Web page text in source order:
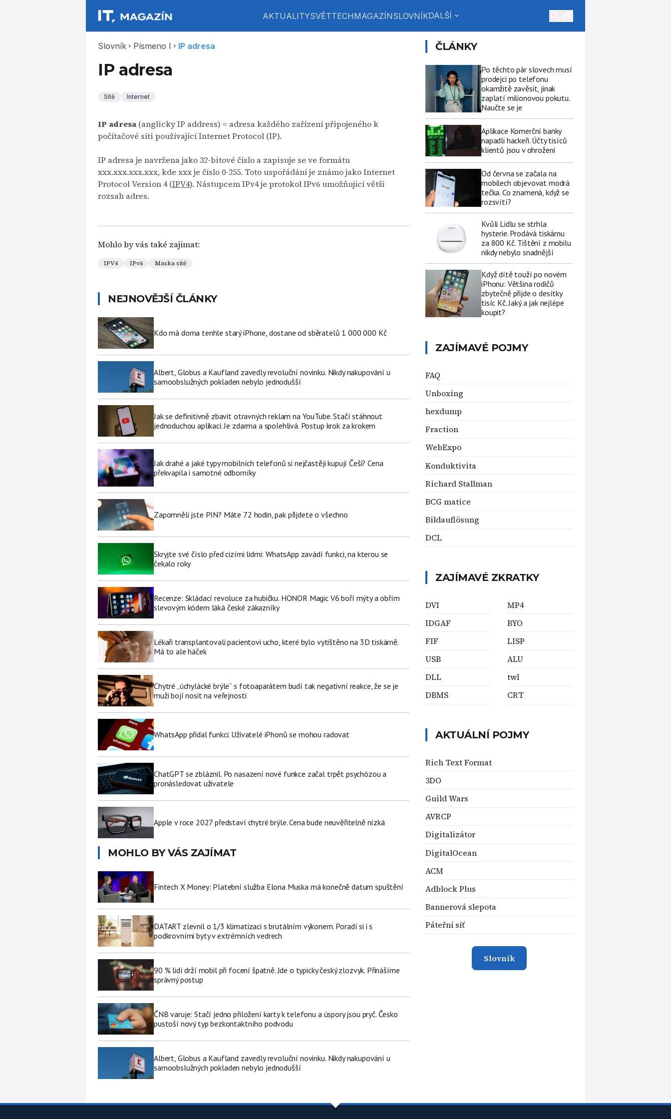
AKTUALITYSVĚTTECHMAGAZÍNSLOVNÍKDALŠÍ expand_more
Slovník chevron_right Písmeno I chevron_right IP adresa
IP adresa
Sítě Internet
IP adresa (anglicky IP address) = adresa každého zařízení připojeného k
počítačové síti používající Internet Protocol (IP).
IP adresa je navržena jako 32-bitové číslo a zapisuje se ve formátu
xxx.xxx.xxx.xxx, kde xxx je číslo 0-255. Toto uspořádání je známo jako Internet
Protocol Version 4 (IPV4). Nástupcem IPv4 je protokol IPv6 umožňující větší
rozsah adres.
Mohlo by vás také zajímat:
IPV4 IPv6 Maska sítě
NEJNOVĚJŠÍ ČLÁNKY
Kdo má doma tenhle starý iPhone, dostane od sběratelů 1 000 000 Kč
Albert, Globus a Kaufland zavedly revoluční novinku. Nikdy nakupování u
samoobslužných pokladen nebylo jednodušší
Jak se definitivně zbavit otravných reklam na YouTube. Stačí stáhnout
jednoduchou aplikaci. Je zdarma a spolehlivá. Postup krok za krokem
Jak drahé a jaké typy mobilních telefonů si nejčastěji kupují Češi? Cena
překvapila i samotné odborníky
Zapomněli jste PIN? Máte 72 hodin, pak přijdete o všechno
Skryjte své číslo před cizími lidmi: WhatsApp zavádí funkci, na kterou se
čekalo roky
Recenze: Skládací revoluce za hubičku. HONOR Magic V6 boří mýty a obřím
slevovým kódem láká české zákazníky
Lékaři transplantovali pacientovi ucho, které bylo vytištěno na 3D tiskárně.
Má to ale háček
Chytré „úchylácké brýle“ s fotoaparátem budí tak negativní reakce, že se je
muži bojí nosit na veřejnosti
WhatsApp přidal funkci. Uživatelé iPhonů se mohou radovat
ChatGPT se zbláznil. Po nasazení nové funkce začal trpět psychózou a
pronásledovat uživatele
Apple v roce 2027 představí chytré brýle. Cena bude neuvěřitelně nízká
MOHLO BY VÁS ZAJÍMAT
Fintech X Money: Platební služba Elona Muska má konečně datum spuštění
DATART zlevnil o 1/3 klimatizaci s brutálním výkonem. Poradí si i s
podkrovními byty v extrémních vedrech
90 % lidí drží mobil při focení špatně. Jde o typicky český zlozvyk. Přinášíme
správný postup
ČNB varuje: Stačí jedno přiložení karty k telefonu a úspory jsou pryč. Česko
pustoší nový typ bezkontaktního podvodu
Albert, Globus a Kaufland zavedly revoluční novinku. Nikdy nakupování u
samoobslužných pokladen nebylo jednodušší
ČLÁNKY
Po těchto pár slovech musí
prodejci po telefonu
okamžitě zavěsit, jinak
zaplatí milionovou pokutu.
Naučte se je
Aplikace Komerční banky
napadli hackeři. Účty tisíců
klientů jsou v ohrožení
Od června se začala na
mobilech objevovat modrá
tečka. Co znamená, když se
rozsvítí?
Kvůli Lidlu se strhla
hysterie. Prodává tiskárnu
za 800 Kč. Tištění z mobilu
nikdy nebylo snadnější
Když dítě touží po novém
iPhonu: Většina rodičů
zbytečně přijde o desítky
tisíc Kč. Jaký a jak nejlépe
koupit?
ZAJÍMAVÉ POJMY
FAQ
Unboxing
hexdump
Fraction
WebExpo
Konduktivita
Richard Stallman
BCG matice
Bildauflösung
DCL
ZAJÍMAVÉ ZKRATKY
DVI
IDGAF
FIF
USB
DLL
DBMS
MP4
BYO
LISP
ALU
twl
CRT
AKTUÁLNÍ POJMY
Rich Text Format
3DO
Guild Wars
AVRCP
Digitalizátor
DigitalOcean
ACM
Adblock Plus
Bannerová slepota
Páteřní síť
Slovník